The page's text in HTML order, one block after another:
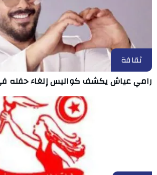
ثقافة
رامي عياش يكشف كواليس إلغاء حفله